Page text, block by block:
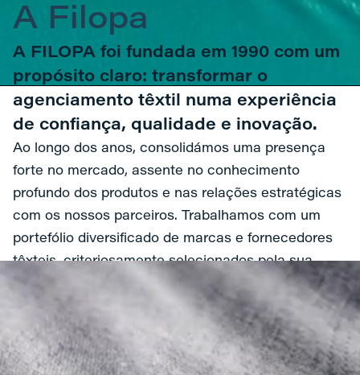
A Filopa
A FILOPA foi fundada em 1990 com um
propósito claro: transformar o
agenciamento têxtil numa experiência
de confiança, qualidade e inovação.
Ao longo dos anos, consolidámos uma presença
forte no mercado, assente no conhecimento
profundo dos produtos e nas relações estratégicas
com os nossos parceiros. Trabalhamos com um
portefólio diversificado de marcas e fornecedores
têxteis, criteriosamente selecionados pela sua
qualidade e fiabilidade. Graças à nossa parceria
com o maior distribuidor do país, asseguramos
produtos de excelência, com a melhor relação
preço/ qualidade e um serviço altamente eficiente.